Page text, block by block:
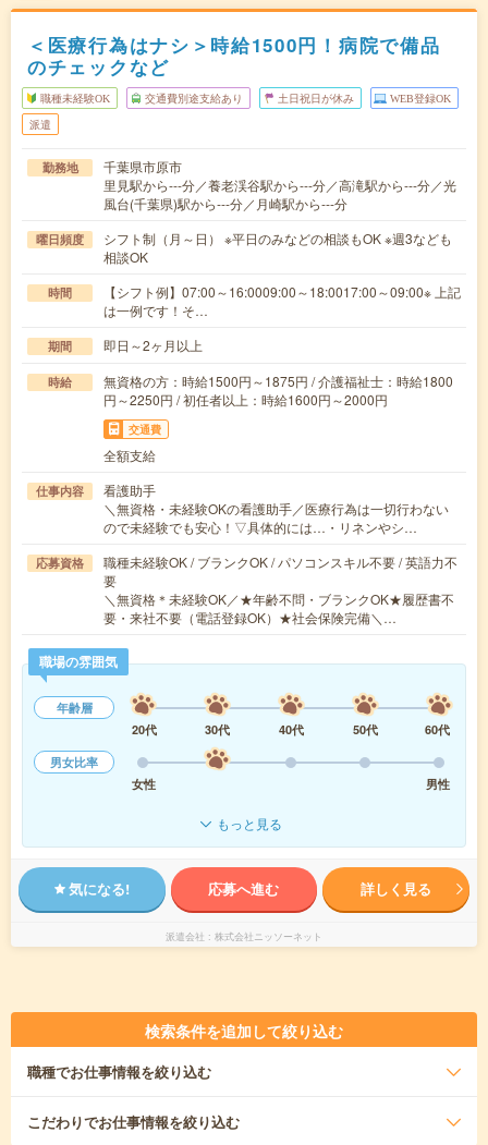
＜医療行為はナシ＞時給1500円！病院で備品
のチェックなど
職種未経験OK 交通費別途支給あり 土日祝日が休み WEB登録OK
派遣
勤務地
千葉県市原市
里見駅から---分／養老渓谷駅から---分／高滝駅から---分／光
風台(千葉県)駅から---分／月崎駅から---分
曜日頻度
シフト制（月～日） ※平日のみなどの相談もOK ※週3なども
相談OK
時間
【シフト例】07:00～16:0009:00～18:0017:00～09:00※ 上記
は一例です！そ…
期間 即日～2ヶ月以上
時給
無資格の方：時給1500円～1875円 / 介護福祉士：時給1800
円～2250円 / 初任者以上：時給1600円～2000円
交通費
全額支給
仕事内容
看護助手
＼無資格・未経験OKの看護助手／医療行為は一切行わない
ので未経験でも安心！▽具体的には…・リネンやシ…
応募資格
職種未経験OK / ブランクOK / パソコンスキル不要 / 英語力不
要
＼無資格＊未経験OK／★年齢不問・ブランクOK★履歴書不
要・来社不要（電話登録OK）★社会保険完備＼…
職場の雰囲気
年齢層
20代
30代 40代 50代
60代
男女比率
女性
男性
もっと見る
気になる! 応募へ進む 詳しく見る
派遣会社 株式会社ニッソーネット
検索条件を追加して絞り込む
職種でお仕事情報を絞り込む
こだわりでお仕事情報を絞り込む